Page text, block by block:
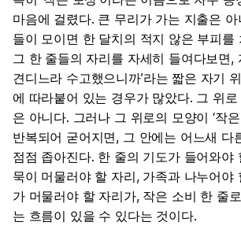
마음에 걸렸다. 큰 무리가 가는 지출은
들이 모이면 한 달치의 적지 않은 부피를
그 한 줄들의 자리를 자세히 들여다보면,
견디느라 수고했으니까’라는 짧은 자기
에 따라붙어 있는 경우가 많았다. 그 위
은 아니다. 그러나 그 위로의 모양이 ‘작
반복되어 굳어지면, 그 안에는 어느새 다
점점 좁아진다. 한 줄의 기도가 들어와야
묵이 머물러야 할 자리, 가족과 나누어야
가 머물러야 할 자리가, 작은 소비 한 줄
는 흐름이 있을 수 있다는 것이다.